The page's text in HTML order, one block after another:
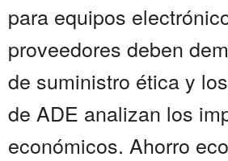
para equipos
proveedores deben
de suministro ética y
de ADE analizan los
económicos. Ahorro